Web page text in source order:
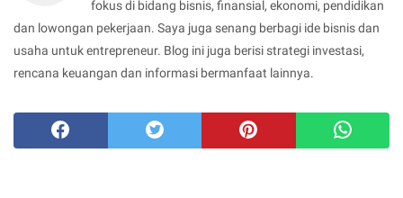
fokus di bidang bisnis, finansial, ekonomi, pendidikan
dan lowongan pekerjaan. Saya juga senang berbagi ide bisnis dan
usaha untuk entrepreneur. Blog ini juga berisi strategi investasi,
rencana keuangan dan informasi bermanfaat lainnya.